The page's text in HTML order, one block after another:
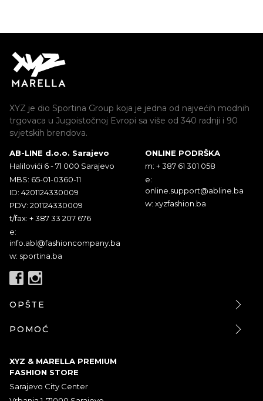
XYZ je dio Sportina Group koja je jedna od najvećih modnih
trgovaca u Jugoistočnoj Evropi sa više od 340 radnji i 90
svjetskih brendova.
AB-LINE d.o.o. Sarajevo
Halilovići 6 - 71 000 Sarajevo
MBS: 65-01-0360-11
ID: 4201124330009
PDV: 201124330009
t/fax: + 387 33 207 676
e:
info.abl@fashioncompany.ba
w: sportina.ba
ONLINE PODRŠKA
m: + 387 61 301 058
e:
online.support@abline.ba
w: xyzfashion.ba
OPŠTE
POMOĆ
XYZ & MARELLA PREMIUM
FASHION STORE
Sarajevo City Center